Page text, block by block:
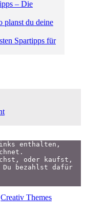
– Die
planst du deine
Spartipps für
enthalten,
oder kaufst,
Du bezahlst dafür
Creativ Themes